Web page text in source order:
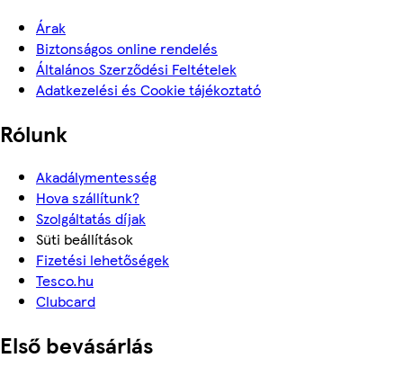
Árak
Biztonságos online rendelés
Általános Szerződési Feltételek
Adatkezelési és Cookie tájékoztató
Rólunk
Akadálymentesség
Hova szállítunk?
Szolgáltatás díjak
Süti beállítások
Fizetési lehetőségek
Tesco.hu
Clubcard
Első bevásárlás